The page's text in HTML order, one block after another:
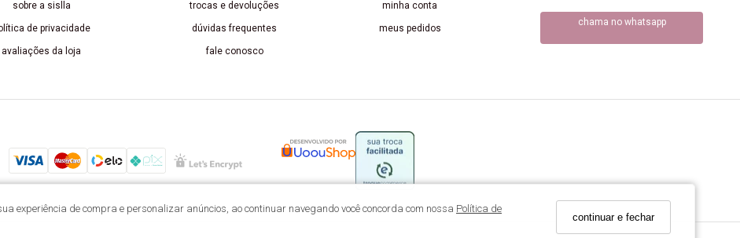
experiência de compra e personalizar anúncios, ao continuar navegando você concorda com nossa Política de
continuar e fechar
sobre a sislla
de privacidade
avaliações da loja
trocas e devoluções
dúvidas frequentes
fale conosco
minha conta
meus pedidos
chama no whatsapp